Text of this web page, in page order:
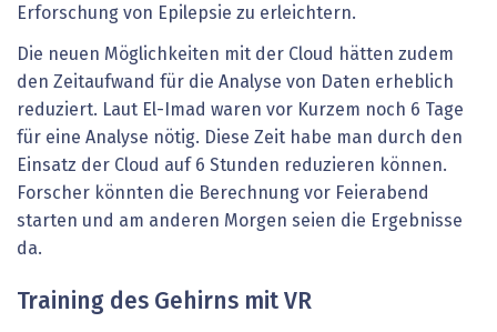
Erforschung von Epilepsie zu erleichtern.
Die neuen Möglichkeiten mit der Cloud hätten zudem
den Zeitaufwand für die Analyse von Daten erheblich
reduziert. Laut El-Imad waren vor Kurzem noch 6 Tage
für eine Analyse nötig. Diese Zeit habe man durch den
Einsatz der Cloud auf 6 Stunden reduzieren können.
Forscher könnten die Berechnung vor Feierabend
starten und am anderen Morgen seien die Ergebnisse
da.
Training des Gehirns mit VR